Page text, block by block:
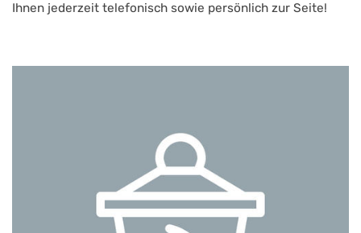
Ihnen jederzeit telefonisch sowie persönlich zur Seite!